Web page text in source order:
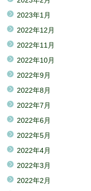
2023年1月
2022年12月
2022年11月
2022年10月
2022年9月
2022年8月
2022年7月
2022年6月
2022年5月
2022年4月
2022年3月
2022年2月